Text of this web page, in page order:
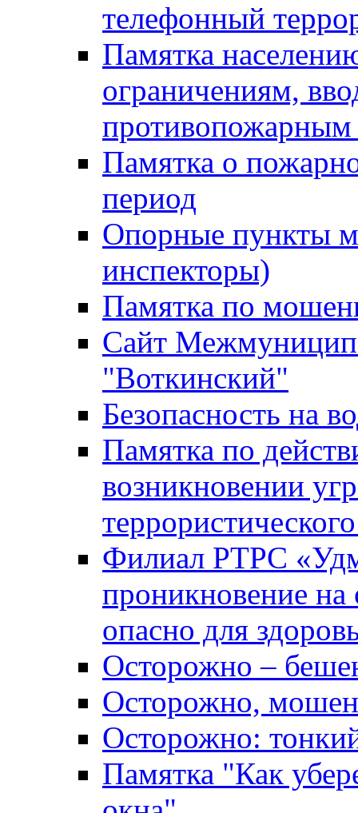
телефонный
Памятка
ограничениям,
Памятка о
период
Опорные пункты
инспекторы)
Памятка по
Сайт
"Воткинский"
Безопасность на
Памятка по
возникновении
Филиал РТРС
проникновение на
опасно для
Осторожно –
Осторожно,
Осторожно:
Памятка "Как